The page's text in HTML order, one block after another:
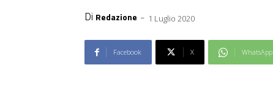
Di Redazione - 1 Luglio 2020
Facebook X WhatsApp